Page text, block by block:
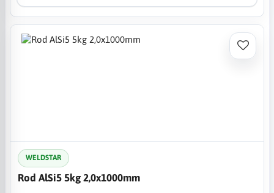
WELDSTAR
Rod AlSi5 5kg 2,0x1000mm